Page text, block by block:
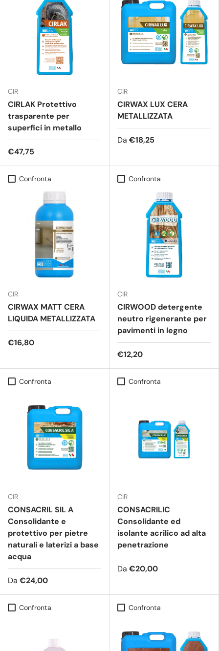
CIR
CIRLAK Protettivo
trasparente per
superfici in metallo
€47,75
CIR
CIRWAX LUX CERA
METALLIZZATA
Da €18,25
Confronta
CIR
CIRWAX MATT CERA
LIQUIDA METALLIZZATA
€16,80
Confronta
CIR
CIRWOOD detergente
neutro rigenerante per
pavimenti in legno
€12,20
Confronta
CIR
CONSACRIL SIL A
Consolidante e
protettivo per pietre
naturali e laterizi a base
acqua
Da €24,00
Confronta
CIR
CONSACRILIC
Consolidante ed
isolante acrilico ad alta
penetrazione
Da €20,00
Confronta Confronta